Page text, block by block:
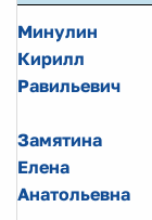
Минулин
Кирилл
Равильевич
Замятина
Елена
Анатольевна